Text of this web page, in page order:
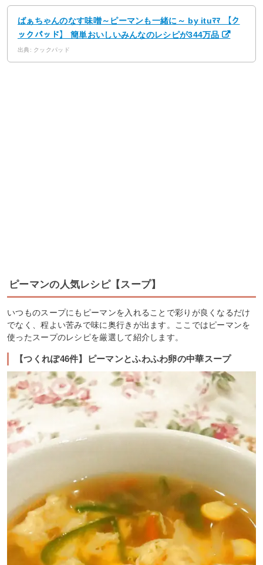
ばぁちゃんのなす味噌～ピーマンも一緒に～ by ituﾏﾏ 【ク
ックパッド】 簡単おいしいみんなのレシピが344万品
出典: クックパッド
ピーマンの人気レシピ【スープ】
いつものスープにもピーマンを入れることで彩りが良くなるだけ
でなく、程よい苦みで味に奥行きが出ます。ここではピーマンを
使ったスープのレシピを厳選して紹介します。
【つくれぽ46件】ピーマンとふわふわ卵の中華スープ